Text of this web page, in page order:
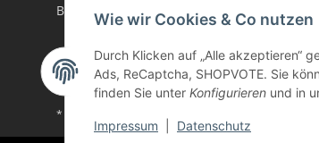
Batteriegesetzhinweise
* Alle Preise inkl. gesetzlicher USt., zzgl.
Wie wir Cookies & Co nutzen
Durch Klicken auf „Alle akzeptieren“
Ads, ReCaptcha, SHOPVOTE. Sie
finden Sie unter Konfigurieren und in
Impressum Datenschutz